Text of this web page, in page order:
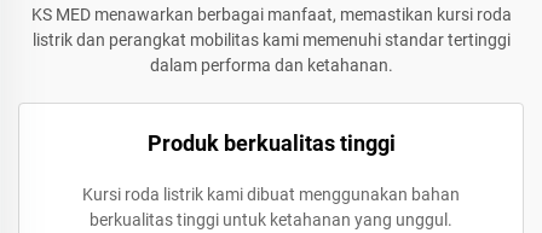
KS MED menawarkan berbagai manfaat, memastikan kursi roda
listrik dan perangkat mobilitas kami memenuhi standar tertinggi
dalam performa dan ketahanan.
Produk berkualitas tinggi
Kursi roda listrik kami dibuat menggunakan bahan
berkualitas tinggi untuk ketahanan yang unggul.